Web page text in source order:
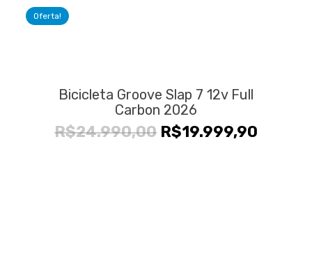
Oferta!
Bicicleta Groove Slap 7 12v Full
Carbon 2026
R$24.990,00 O
R$19.999,90O